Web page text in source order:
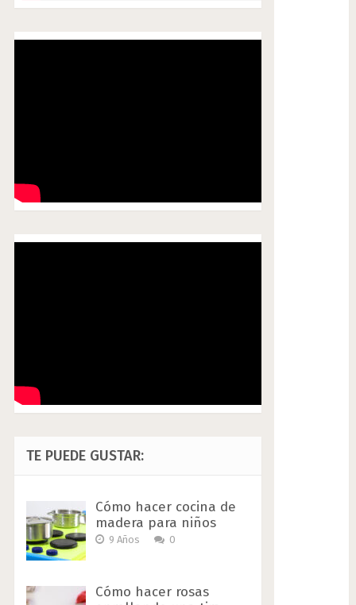
TE PUEDE GUSTAR:
Cómo hacer cocina de
madera para niños
9 Años 0
Cómo hacer rosas